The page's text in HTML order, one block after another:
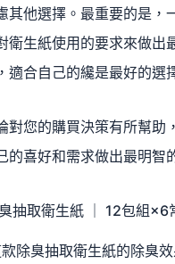
其他選擇。最重要的是，
衛生紙使用的要求來做出
適合自己的纔是最好的選
對您的購買決策有所幫助
的喜好和需求做出最明智
抽取衛生紙 ｜ 12包組×6
除臭抽取衛生紙的除臭效